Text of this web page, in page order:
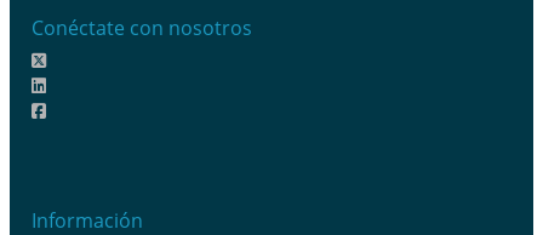
Conéctate con nosotros
Información